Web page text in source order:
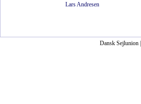
Lars Andresen
Dansk Sejlunion